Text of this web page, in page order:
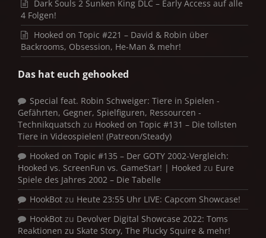
Dark Souls 2 Sunken King DLC – Early Access auf alle
4 Folgen!
Hooked on Topic #221 – David & Robin über
Backrooms, Obsession, He-Man & mehr!
Das hat euch gehooked
Special feat. Robin Schweiger: Tiere in Spielen -
Gefährten, Gegner, Spielfiguren, Ressourcen -
Technikquatsch zu Hooked on Topic #131 – Die tollsten
Tiere in Videospielen! (Patreon/Steady)
Hooked on Topic #135 – Der GOTY 2002-Vergleich:
Hooked vs. ScreenFun vs. GameStar! | Hooked zu Eure
Spiele des Jahres 2002 – Die Tabelle
HookBot zu Heute 23:55 Uhr LIVE: Capcom Showcase!
HookBot zu Devolver Digital Showcase 2022: Toms
Reaktionen zu Skate Story, The Plucky Squire & mehr!